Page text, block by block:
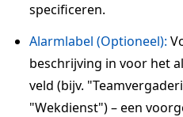
specificeren.
Alarmlabel (Optioneel):
beschrijving in voor het
veld (bijv.
"Wekdienst") – een